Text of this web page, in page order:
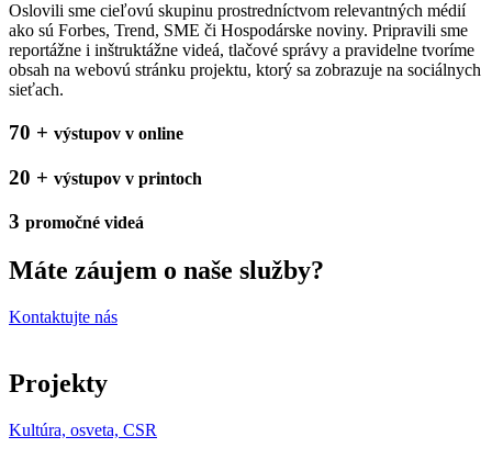
Oslovili sme cieľovú skupinu prostredníctvom relevantných médií
ako sú Forbes, Trend, SME či Hospodárske noviny. Pripravili sme
reportážne i inštruktážne videá, tlačové správy a pravidelne tvoríme
obsah na webovú stránku projektu, ktorý sa zobrazuje na sociálnych
sieťach.
70 + výstupov v online
20 + výstupov v printoch
3 promočné videá
Máte záujem o naše služby?
Kontaktujte nás
Projekty
Kultúra, osveta, CSR